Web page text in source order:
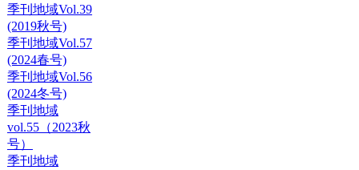
季刊地域Vol.39
(2019秋号)
季刊地域Vol.57
(2024春号)
季刊地域Vol.56
(2024冬号)
季刊地域
vol.55（2023秋
号）
季刊地域